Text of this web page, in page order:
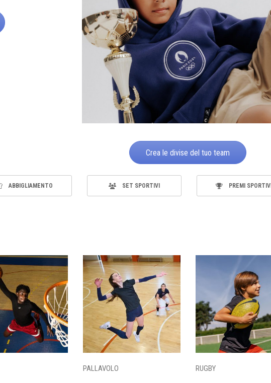
Crea le divise del tuo team
ABBIGLIAMENTO SET SPORTIVI PREMI SPORTIVI
PALLAVOLO RUGBY